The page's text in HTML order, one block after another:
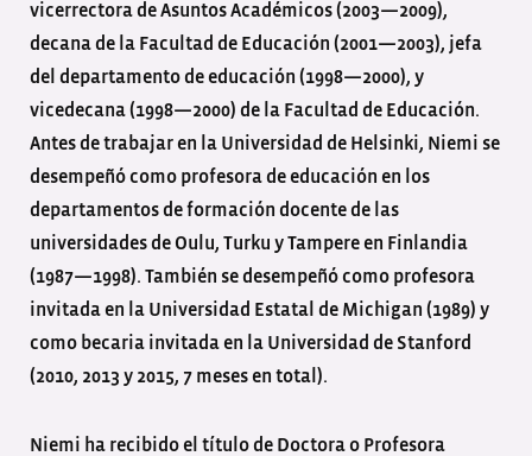
vicerrectora de Asuntos Académicos (2003—2009),
decana de la Facultad de Educación (2001—2003), jefa
del departamento de educación (1998—2000), y
vicedecana (1998—2000) de la Facultad de Educación.
Antes de trabajar en la Universidad de Helsinki, Niemi se
desempeñó como profesora de educación en los
departamentos de formación docente de las
universidades de Oulu, Turku y Tampere en Finlandia
(1987—1998). También se desempeñó como profesora
invitada en la Universidad Estatal de Michigan (1989) y
como becaria invitada en la Universidad de Stanford
(2010, 2013 y 2015, 7 meses en total).
Niemi ha recibido el título de Doctora o Profesora